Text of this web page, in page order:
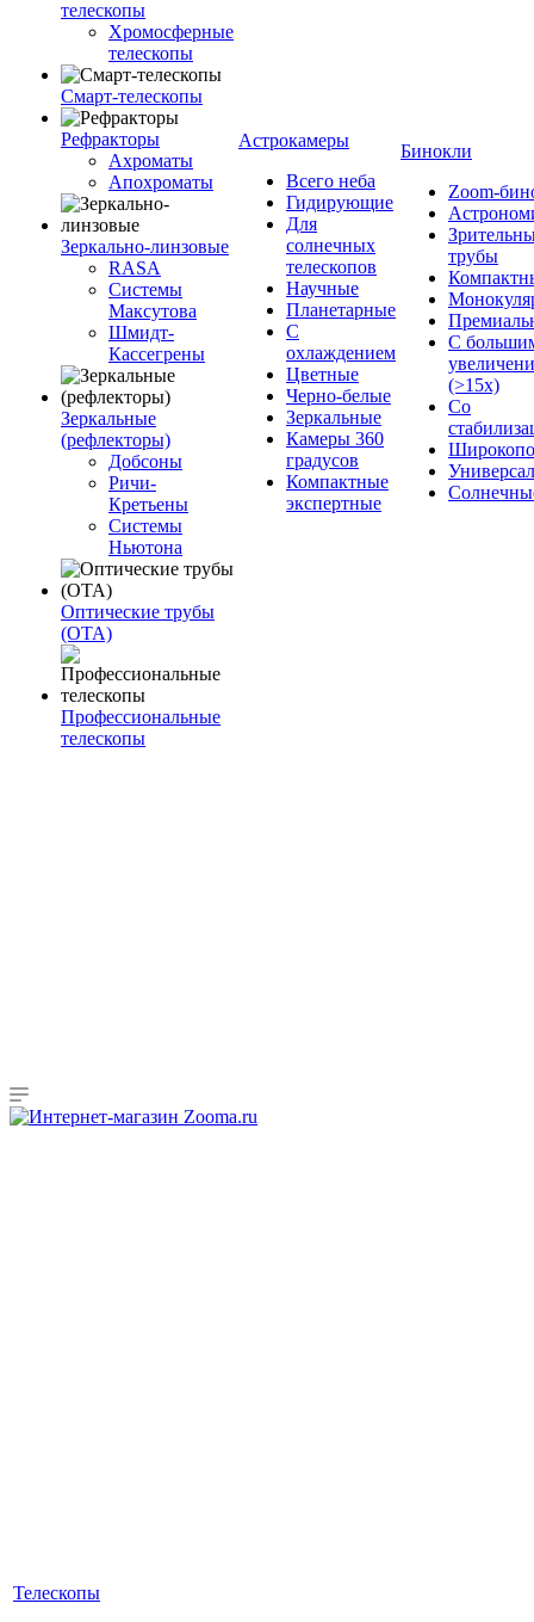
телескопы
Хромосферные
телескопы
Смарт-телескопы
Рефракторы
Ахроматы
Апохроматы
Зеркально-линзовые
RASA
Системы
Максутова
Шмидт-
Кассегрены
Зеркальные
(рефлекторы)
Добсоны
Ричи-
Кретьены
Системы
Ньютона
Оптические трубы
(OTA)
Профессиональные
телескопы
Астрокамеры
Всего неба
Гидирующие
Для
солнечных
телескопов
Научные
Планетарные
С
охлаждением
Цветные
Черно-белые
Зеркальные
Камеры 360
градусов
Компактные
экспертные
Бинокли
Zoom-
трубы
С
(>15x)
Со
Телескопы